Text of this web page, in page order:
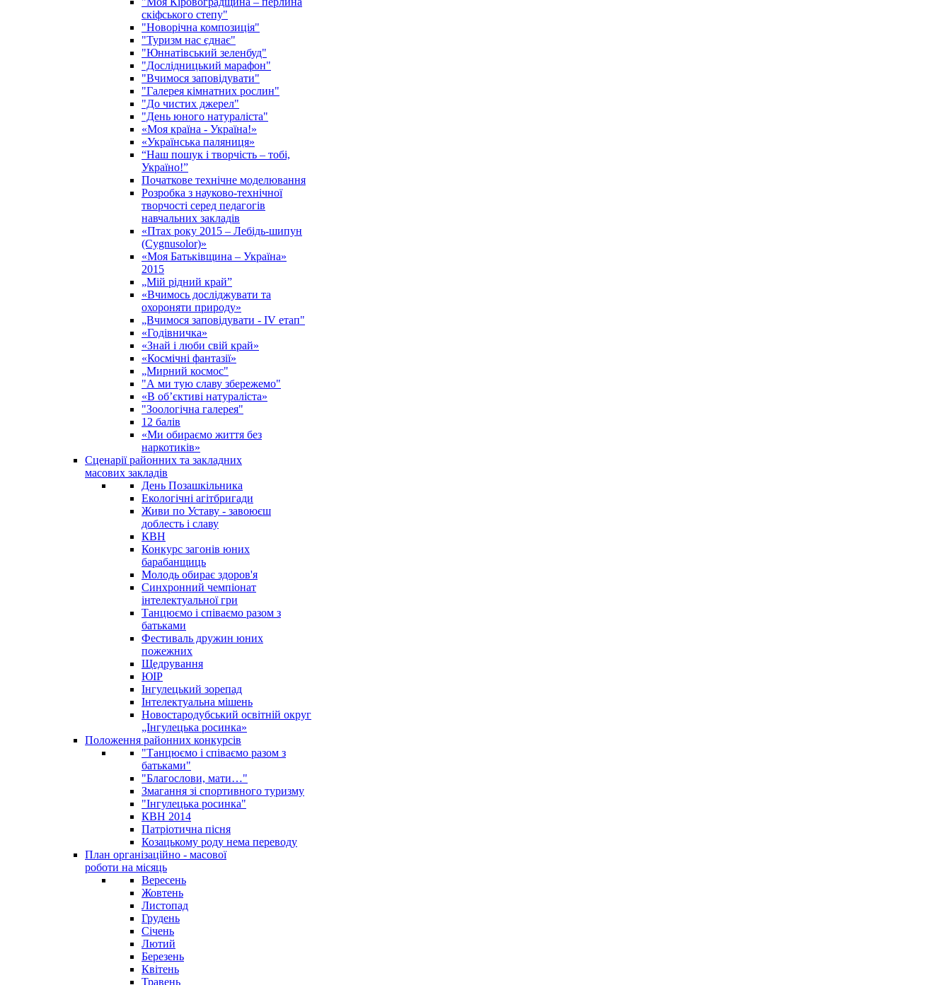
скіфського степу"
"Новорічна композиція"
"Туризм нас єднає"
"Юннатівський зеленбуд"
"Дослідницький марафон"
"Вчимося заповідувати"
"Галерея кімнатних рослин"
"До чистих джерел"
"День юного натураліста"
«Моя країна - Україна!»
«Українська паляниця»
“Наш пошук і творчість – тобі,
Україно!”
Початкове технічне моделювання
Розробка з науково-технічної
творчості серед педагогів
навчальних закладів
«Птах року 2015 – Лебідь-шипун
(Cygnusolor)»
«Моя Батьківщина – Україна»
2015
„Мій рідний край”
«Вчимось досліджувати та
охороняти природу»
„Вчимося заповідувати - ІV етап"
«Годівничка»
«Знай і люби свій край»
«Космічні фантазії»
„Мирний космос"
"А ми тую славу збережемо"
«В об’єктиві натураліста»
"Зоологічна галерея"
12 балів
«Ми обираємо життя без
наркотиків»
Сценарії районних та закладних
масових закладів
День Позашкільника
Екологічні агітбригади
Живи по Уставу - завоюєш
доблесть і славу
КВН
Конкурс загонів юних
барабанщиць
Молодь обирає здоров'я
Синхронний чемпіонат
інтелектуальної гри
Танцюємо і співаємо разом з
батьками
Фестиваль дружин юних
пожежних
Щедрування
ЮІР
Інгулецький зорепад
Інтелектуальна мішень
Новостародубський освітній округ
„Інгулецька росинка»
Положення районних конкурсів
"Танцюємо і співаємо разом з
батьками"
"Благослови, мати…"
Змагання зі спортивного туризму
"Інгулецька росинка"
КВН 2014
Патріотична пісня
Козацькому роду нема переводу
План організаційно - масової
роботи на місяць
Вересень
Жовтень
Листопад
Грудень
Січень
Лютий
Березень
Квітень
Травень